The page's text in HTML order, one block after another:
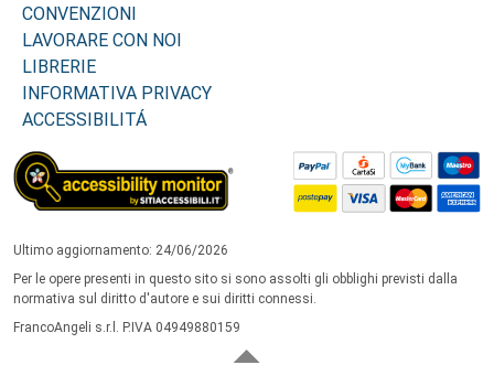
CONVENZIONI
LAVORARE CON NOI
LIBRERIE
INFORMATIVA PRIVACY
ACCESSIBILITÁ
Ultimo aggiornamento: 24/06/2026
Per le opere presenti in questo sito si sono assolti gli obblighi previsti dalla
normativa sul diritto d'autore e sui diritti connessi.
FrancoAngeli s.r.l. P.IVA 04949880159